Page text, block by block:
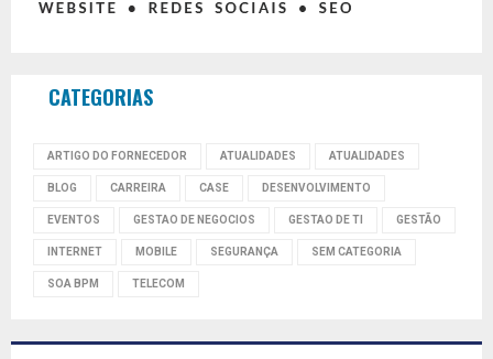
CATEGORIAS
ARTIGO DO FORNECEDOR ATUALIDADES ATUALIDADES
BLOG CARREIRA CASE DESENVOLVIMENTO
EVENTOS GESTAO DE NEGOCIOS GESTAO DE TI GESTÃO
INTERNET MOBILE SEGURANÇA SEM CATEGORIA
SOA BPM TELECOM